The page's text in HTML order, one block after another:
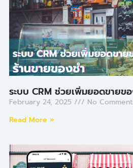
ระบบ CRM ช่วยเพิ่มยอดขายข
February 24, 2025
No
Read More »